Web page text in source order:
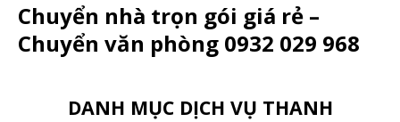
Chuyển nhà trọn gói giá rẻ –
Chuyển văn phòng 0932 029 968
DANH MỤC DỊCH VỤ THANH